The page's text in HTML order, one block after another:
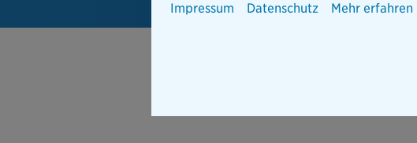
Impressum Datenschutz Mehr erfahren